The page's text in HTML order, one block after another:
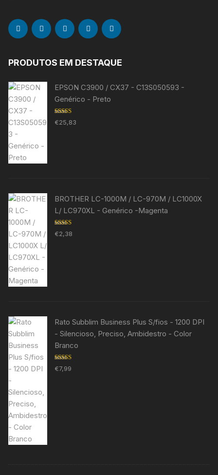
PRODUTOS EM DESTAQUE
EPSON C3900 / CX37 - C13S050593 -
Genérico - Preto
Avaliação
5.00de 5
€25,83
BROTHER LC-1000M / LC-970M / LC1000X
L/ LC970XL - Genérico -Magenta
Avaliação
5.00de 5
€2,38
Rato Subblim Business Plus S/fios - 1200 DPI
- Silencioso, Preciso, Ambidestro - Color
Branco
Avaliação
5.00de 5
€7,99